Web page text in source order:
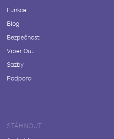
Funkce
Blog
Bezpečnost
Viber Out
Sazby
Podpora
STÁHNOUT